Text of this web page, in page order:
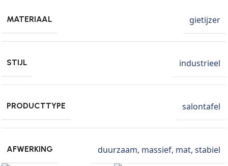
MATERIAAL gietijzer
STIJL industrieel
PRODUCTTYPE salontafel
AFWERKING duurzaam, massief, mat, stabiel